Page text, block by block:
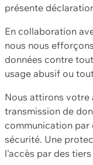
présente
En collaboration
nous nous
données contre
usage abusif ou
Nous attirons votre
transmission de
communication par
sécurité. Une
l'accès par des